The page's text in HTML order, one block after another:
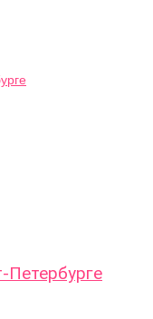
Петербурге